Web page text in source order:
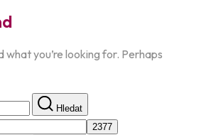
what you’re looking for. Perhaps
Hledat